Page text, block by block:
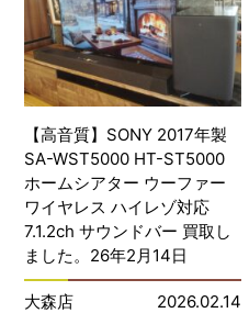
【高音質】SONY 2017年製
SA-WST5000 HT-ST5000
ホームシアター ウーファー
ワイヤレス ハイレゾ対応
7.1.2ch サウンドバー 買取し
ました。26年2月14日
大森店 2026.02.14